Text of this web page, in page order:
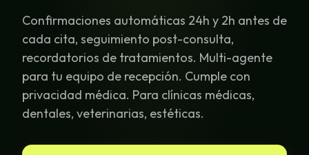
Confirmaciones automáticas 24h y 2h antes de
cada cita, seguimiento post-consulta,
recordatorios de tratamientos. Multi-agente
para tu equipo de recepción. Cumple con
privacidad médica. Para clínicas médicas,
dentales, veterinarias, estéticas.